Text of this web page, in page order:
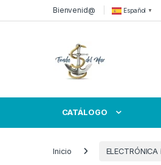
Skip to navigation
Skip to contentBienvenid@ Español ▼
CATÁLOGO
Inicio ELECTRÓNICA